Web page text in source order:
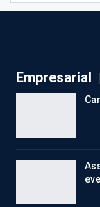
Empresarial